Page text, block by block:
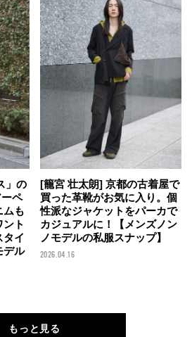
」の
ペ
ムも
ト
タイ
デル
[籠宮 壮太朗] 京都の古着屋で
買った革靴がお気に入り。個
性派なジャケットをパーカで
カジュアルに！【メンズノン
ノモデルの私服スナップ】
2026.04.16
もっと見る